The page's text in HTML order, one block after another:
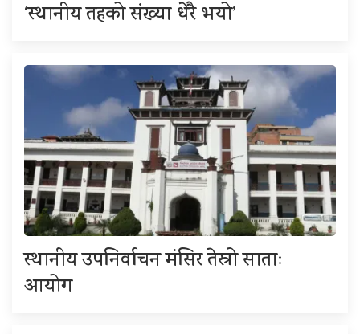
‘स्थानीय तहको संख्या धेरै भयो’
स्थानीय उपनिर्वाचन मंसिर तेस्रो साताः
आयोग